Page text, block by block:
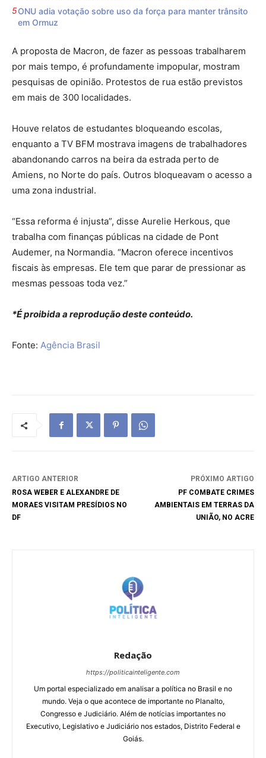
ONU adia votação sobre uso da força para manter trânsito
em Ormuz
A proposta de Macron, de fazer as pessoas trabalharem
por mais tempo, é profundamente impopular, mostram
pesquisas de opinião. Protestos de rua estão previstos
em mais de 300 localidades.
Houve relatos de estudantes bloqueando escolas,
enquanto a TV BFM mostrava imagens de trabalhadores
abandonando carros na beira da estrada perto de
Amiens, no Norte do país. Outros bloqueavam o acesso a
uma zona industrial.
“Essa reforma é injusta”, disse Aurelie Herkous, que
trabalha com finanças públicas na cidade de Pont
Audemer, na Normandia. “Macron oferece incentivos
fiscais às empresas. Ele tem que parar de pressionar as
mesmas pessoas toda vez.”
*É proibida a reprodução deste conteúdo.
Fonte: Agência Brasil
ARTIGO ANTERIOR
ROSA WEBER E ALEXANDRE DE
MORAES VISITAM PRESÍDIOS NO
DF
PRÓXIMO ARTIGO
PF COMBATE CRIMES
AMBIENTAIS EM TERRAS DA
UNIÃO, NO ACRE
Redação
https://politicainteligente.com
Um portal especializado em analisar a política no Brasil e no
mundo. Veja o que acontece de importante no Planalto,
Congresso e Judiciário. Além de notícias importantes no
Executivo, Legislativo e Judiciário nos estados, Distrito Federal e
Goiás.